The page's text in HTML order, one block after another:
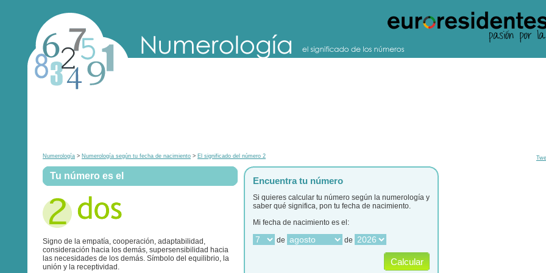
Numerología > Numerología según tu fecha de nacimiento > El significado del número 2
Tu número es el
Signo de la empatía, cooperación, adaptabilidad,
consideración hacia los demás, supersensibilidad hacia
las necesidades de los demás. Símbolo del equilibrio, la
unión y la receptividad.
Encuentra tu número
Si quieres calcular tu número según la numerología y
saber qué significa, pon tu fecha de nacimiento.
Mi fecha de nacimiento es el:
de de